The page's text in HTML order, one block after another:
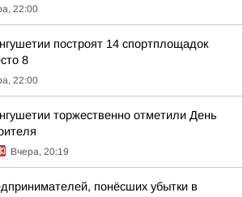
22:00
построят 14 спортплощадок
8
22:00
торжественно отметили День
Вчера, 20:19
понёсших убытки в